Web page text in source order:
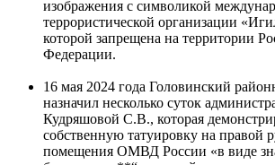
изображения с символикой
террористической организации
которой запрещена на территории
Федерации.
16 мая 2024 года Головинский
назначил несколько суток
Кудряшовой С.В., которая
собственную татуировку на правой
помещения ОМВД России «в виде